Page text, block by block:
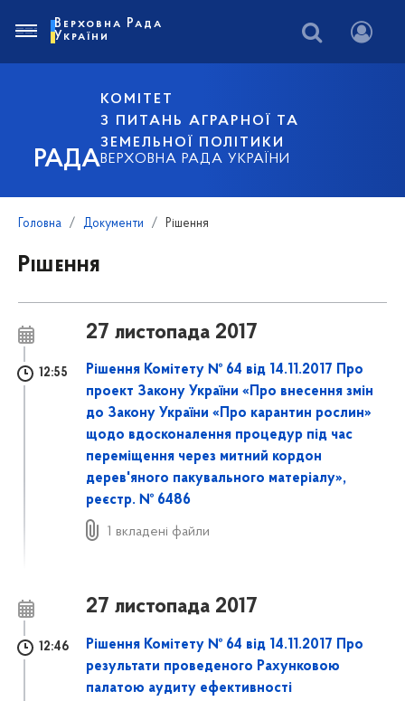
РАДА
КОМІТЕТ
З ПИТАНЬ АГРАРНОЇ ТА
ЗЕМЕЛЬНОЇ ПОЛІТИКИ
ВЕРХОВНА РАДА УКРАЇНИ
Верховна Рада
України
Головна Документи Рішення
Рішення
27 листопада 2017
12:55
Рішення Комітету № 64 від 14.11.2017 Про
проект Закону України «Про внесення змін
до Закону України «Про карантин рослин»
щодо вдосконалення процедур під час
переміщення через митний кордон
дерев'яного пакувального матеріалу»,
реєстр. № 6486
1 вкладені файли
27 листопада 2017
12:46
Рішення Комітету № 64 від 14.11.2017 Про
результати проведеного Рахунковою
палатою аудиту ефективності